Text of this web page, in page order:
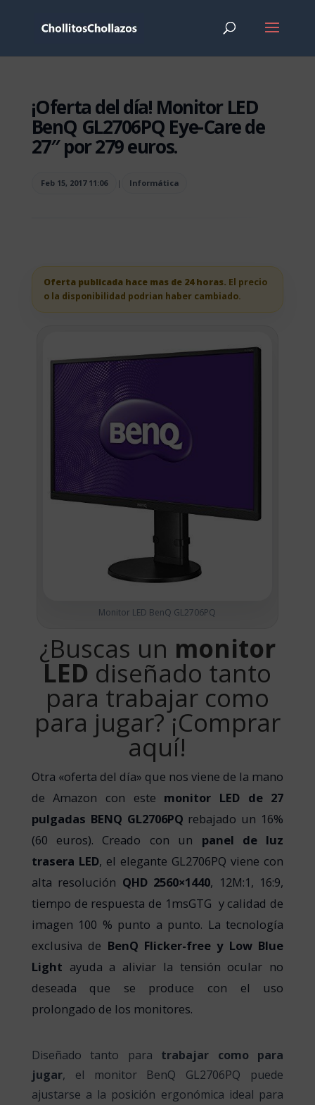
¡Oferta del día! Monitor LED
BenQ GL2706PQ Eye-Care de
27″ por 279 euros.
Feb 15, 2017 11:06 | Informática
Oferta publicada hace mas de 24 horas. El precio
o la disponibilidad podrian haber cambiado.
Monitor LED BenQ GL2706PQ
¿Buscas un monitor
LED diseñado tanto
para trabajar como
para jugar? ¡Comprar
aquí!
Otra «oferta del día» que nos viene de la mano
de Amazon con este monitor LED de 27
pulgadas BENQ GL2706PQ rebajado un 16%
(60 euros). Creado con un panel de luz
trasera LED, el elegante GL2706PQ viene con
alta resolución QHD 2560×1440, 12M:1, 16:9,
tiempo de respuesta de 1msGTG y calidad de
imagen 100 % punto a punto. La tecnología
exclusiva de BenQ Flicker-free y Low Blue
Light ayuda a aliviar la tensión ocular no
deseada que se produce con el uso
prolongado de los monitores.
Diseñado tanto para trabajar como para
jugar, el monitor BenQ GL2706PQ puede
ajustarse a la posición ergonómica ideal para